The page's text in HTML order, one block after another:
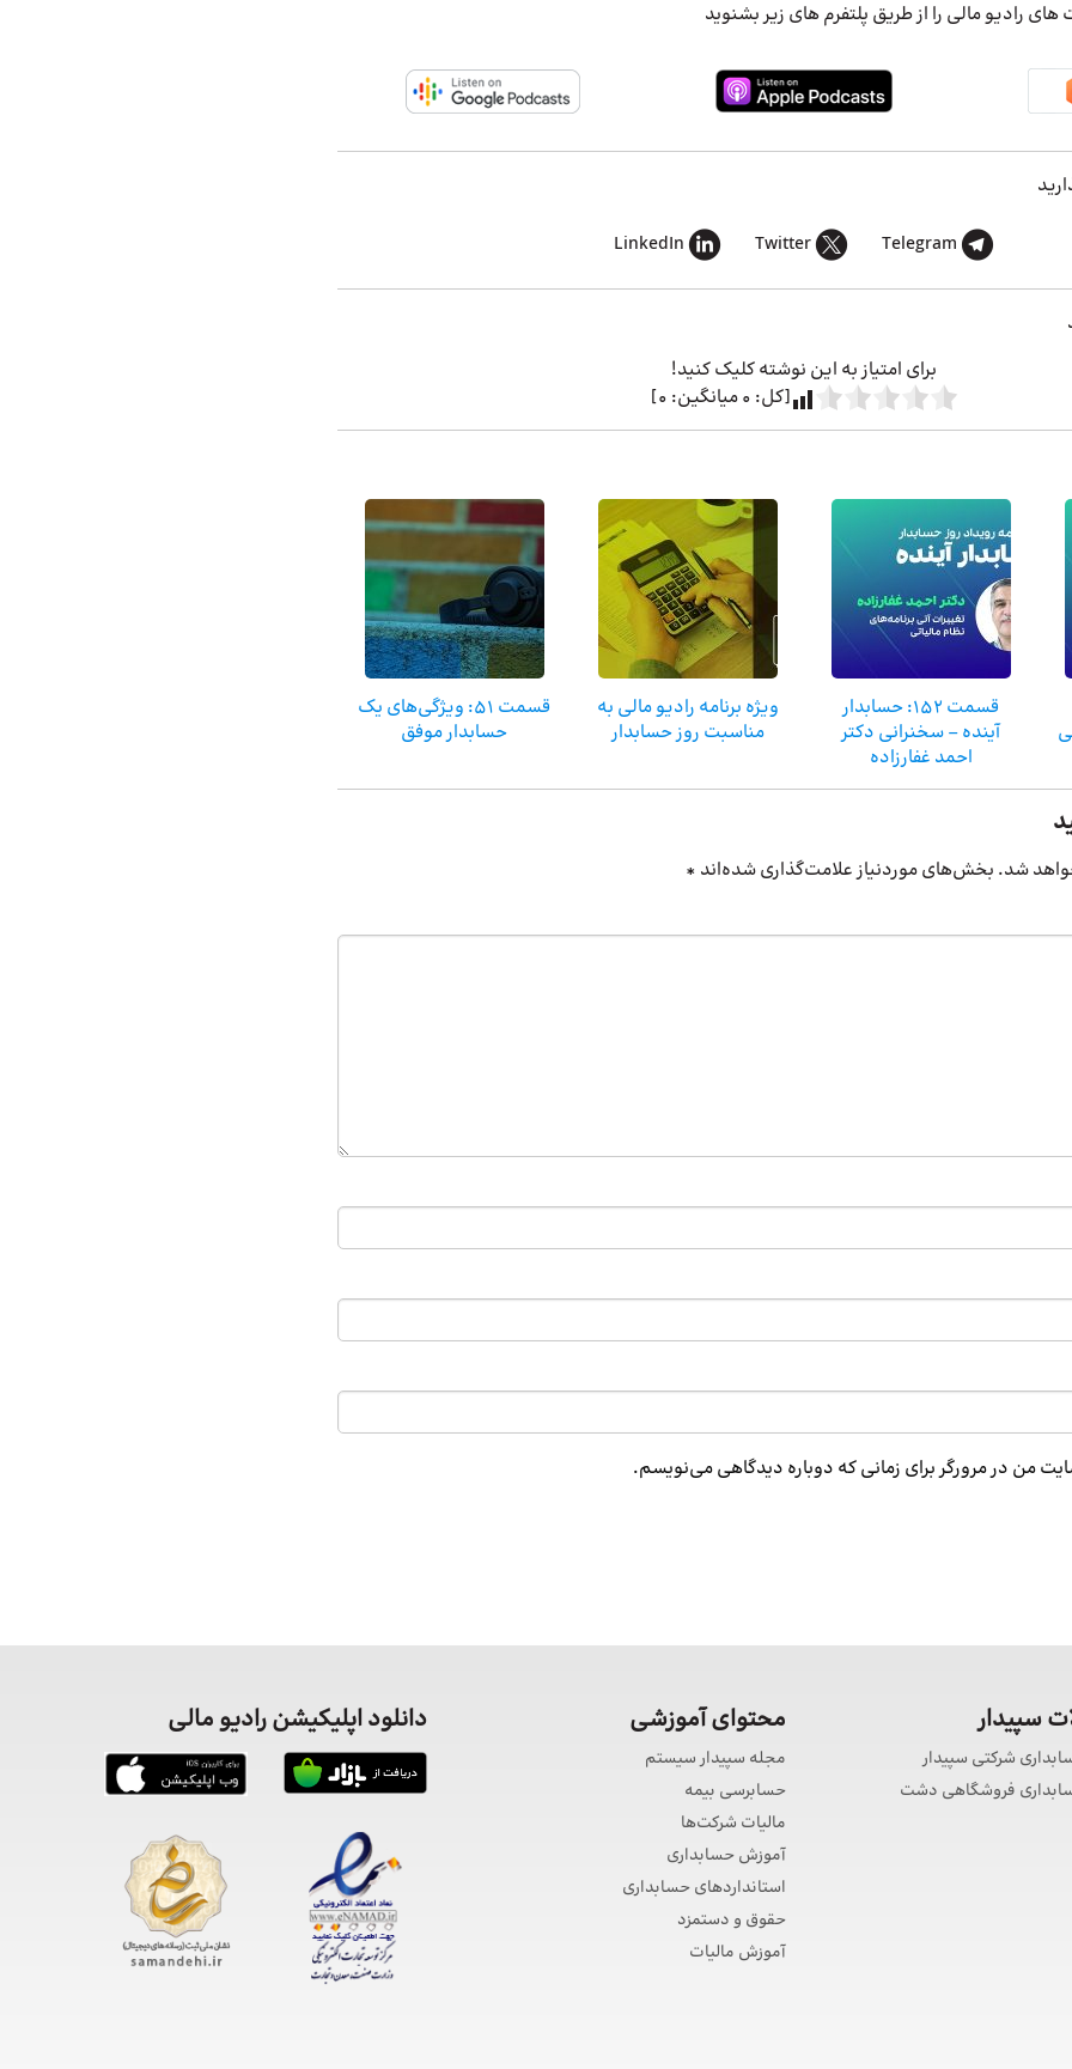
رادیو مالی را از طریق پلتفرم های زیر بشنوید
Telegram
Twitter
LinkedIn
برای امتیاز به این نوشته کلیک کنید!
[کل: 0میانگین: 0
]
قسمت ۱۵۲: حسابدار
آینده – سخنرانی دکتر
احمد غفارزاده
ویژه برنامه رادیو مالی به
مناسبت روز حسابدار
قسمت 51: ویژگی‌های یک
حسابدار موفق
شد. بخش‌های موردنیاز علامت‌گذاری شده‌اند *
من در مرورگر برای زمانی که دوباره دیدگاهی می‌نویسم.
سپیدار
شرکتی سپیدار
فروشگاهی دشت
محتوای آموزشی
مجله سپیدار سیستم
حسابرسی بیمه
مالیات شرکت‌ها
آموزش حسابداری
استانداردهای حسابداری
حقوق و دستمزد
آموزش مالیات
دانلود اپلیکیشن رادیو مالی